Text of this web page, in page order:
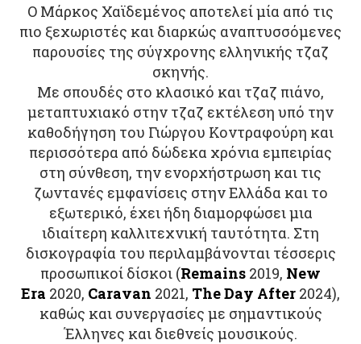
Ο Μάρκος Χαϊδεμένος αποτελεί μία από τις
πιο ξεχωριστές και διαρκώς αναπτυσσόμενες
παρουσίες της σύγχρονης ελληνικής τζαζ
σκηνής.
Με σπουδές στο κλασικό και τζαζ πιάνο,
μεταπτυχιακό στην τζαζ εκτέλεση υπό την
καθοδήγηση του Γιώργου Κοντραφούρη και
περισσότερα από δώδεκα χρόνια εμπειρίας
στη σύνθεση, την ενορχήστρωση και τις
ζωντανές εμφανίσεις στην Ελλάδα και το
εξωτερικό, έχει ήδη διαμορφώσει μια
ιδιαίτερη καλλιτεχνική ταυτότητα. Στη
δισκογραφία του περιλαμβάνονται τέσσερις
προσωπικοί δίσκοι (Remains 2019, New
Era 2020, Caravan 2021, The Day After 2024),
καθώς και συνεργασίες με σημαντικούς
Έλληνες και διεθνείς μουσικούς.